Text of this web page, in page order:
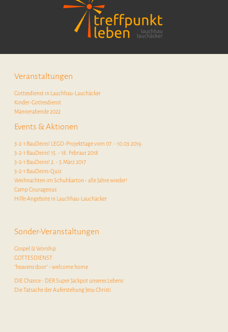
Veranstaltungen
Gottesdienst in Lauchhau-Lauchäcker
Kinder-Gottesdienst
Männerabende 2022
Events & Aktionen
3-2-1 BauDeins! LEGO-Projekttage vom 07. - 10.03.2019
3-2-1 BauDeins! 15. - 18. Febraur 2018
3-2-1 BauDeins! 2. - 5.März 2017
3-2-1 BauDeins-Quiz
Weihnachten im Schuhkarton - alle Jahre wieder!
Camp Courageous
Hilfe-Angebote in Lauchhau-Lauchäcker
Sonder-Veranstaltungen
Gospel & Worship
GOTTESDIENST
"heavens door" - welcome home
DIE Chance - DER Super Jackpot unseres Lebens
Die Tatsache der Auferstehung Jesu Christi